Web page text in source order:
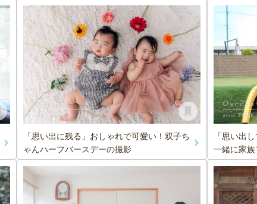
「思い出に残る」おしゃれで可愛い！双子ち
ゃんハーフバースデーの撮影
「思い出
一緒に家